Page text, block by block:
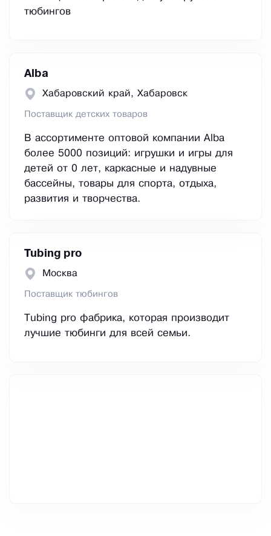
тюбингов
Alba
Хабаровский край, Хабаровск
Поставщик детских товаров
В ассортименте оптовой компании Alba
более 5000 позиций: игрушки и игры для
детей от 0 лет, каркасные и надувные
бассейны, товары для спорта, отдыха,
развития и творчества.
Tubing pro
Москва
Поставщик тюбингов
Tubing pro фабрика, которая производит
лучшие тюбинги для всей семьи.